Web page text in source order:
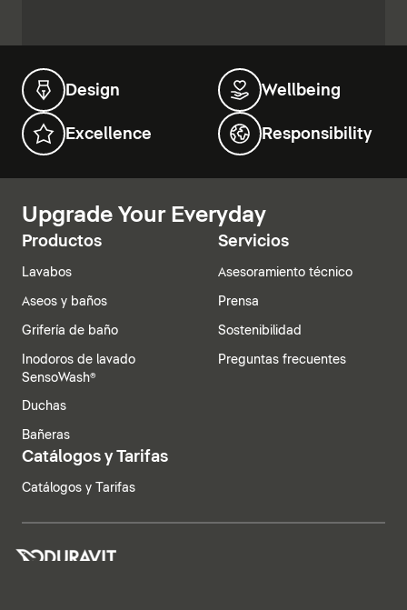
Design Wellbeing
Excellence Responsibility
Upgrade Your Everyday
Productos
Lavabos
Aseos y baños
Grifería de baño
Inodoros de lavado
SensoWash®
Duchas
Bañeras
Servicios
Asesoramiento técnico
Prensa
Sostenibilidad
Preguntas frecuentes
Catálogos y Tarifas
Catálogos y Tarifas